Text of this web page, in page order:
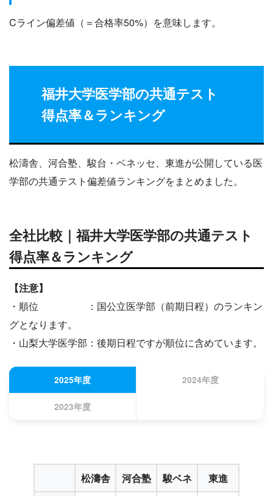
Cライン偏差値（＝合格率50%）を意味します。
福井大学医学部の共通テスト
得点率＆ランキング
松濤舎、河合塾、駿台・ベネッセ、東進が公開している医
学部の共通テスト偏差値ランキングをまとめました。
全社比較｜福井大学医学部の共通テスト
得点率＆ランキング
【注意】
・順位 ：国公立医学部（前期日程）のランキン
グとなります。
・山梨大学医学部：後期日程ですが順位に含めています。
2025年度 2024年度
2023年度
松濤舎 河合塾 駿ベネ 東進